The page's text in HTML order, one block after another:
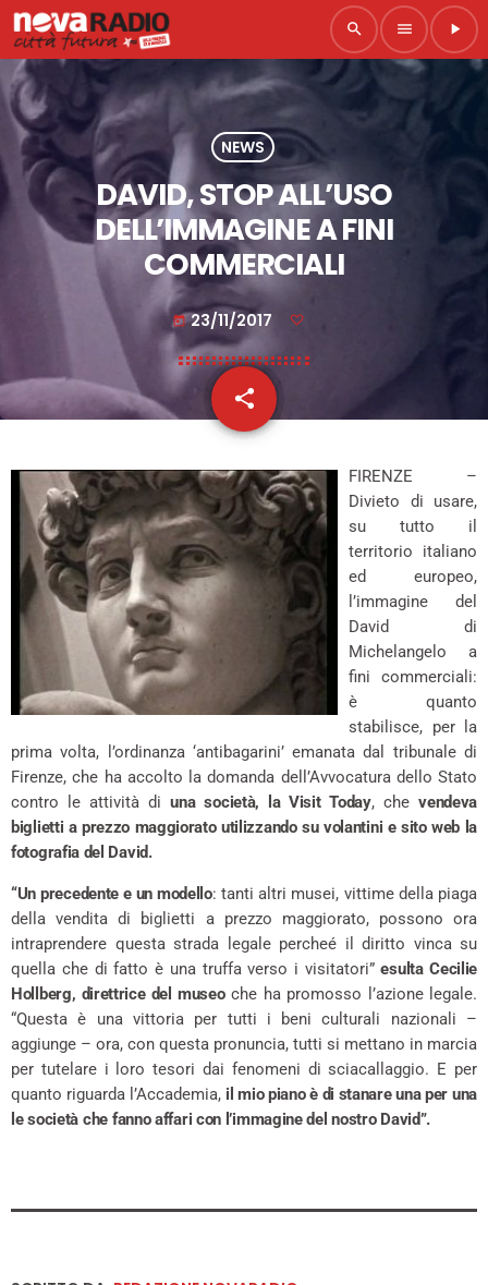
search menu play_arrow
NEWS
DAVID, STOP ALL’USO
DELL’IMMAGINE A FINI
COMMERCIALI
today 23/11/2017
share
email
FIRENZE –
Divieto di usare,
su tutto il
territorio italiano
ed europeo,
l’immagine del
David di
Michelangelo a
fini commerciali:
è quanto
stabilisce, per la
prima volta, l’ordinanza ‘antibagarini’ emanata dal tribunale di
Firenze, che ha accolto la domanda dell’Avvocatura dello Stato
contro le attività diuna società, la Visit Today, chevendeva
biglietti a prezzo maggiorato utilizzando su volantini e sito web la
fotografia del David.
“Un precedente e un modello: tanti altri musei, vittime della piaga
della vendita di biglietti a prezzo maggiorato, possono ora
intraprendere questa strada legale percheé il diritto vinca su
quella che di fatto è una truffa verso i visitatori”esulta Cecilie
Hollberg, direttrice del museoche ha promosso l’azione legale.
“Questa è una vittoria per tutti i beni culturali nazionali –
aggiunge – ora, con questa pronuncia, tutti si mettano in marcia
per tutelare i loro tesori dai fenomeni di sciacallaggio. E per
quanto riguarda l’Accademia, il mio piano è di stanare una per una
le società che fanno affari con l’immagine del nostro David”.